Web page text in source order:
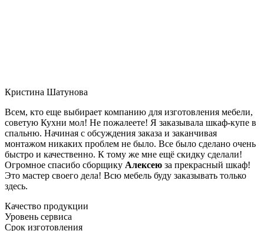
Кристина Шатунова
Всем, кто еще выбирает компанию для изготовления мебели,
советую Кухни мол! Не пожалеете! Я заказывала шкаф-купе в
спальню. Начиная с обсуждения заказа и заканчивая
монтажом никаких проблем не было. Все было сделано очень
быстро и качественно. К тому же мне ещё скидку сделали!
Огромное спасибо сборщику Алексею за прекрасный шкаф!
Это мастер своего дела! Всю мебель буду заказывать только
здесь.
Качество продукции
Уровень сервиса
Срок изготовления